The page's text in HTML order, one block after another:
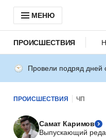
МЕНЮ
ПРОИСШЕСТВИЯ
Провели подряд дней
ПРОИСШЕСТВИЯ ЧП
Самат Каримов
Выпускающий